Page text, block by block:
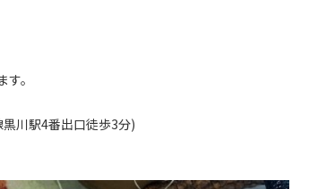
。
川駅4番出口徒歩3分)